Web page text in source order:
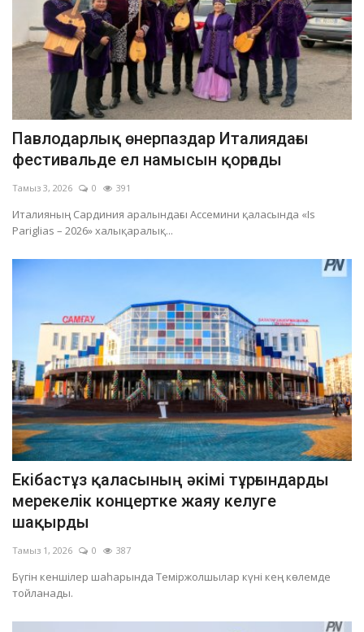
Павлодарлық өнерпаздар Италиядағы
фестивальде ел намысын қорғады
Тамыз 3, 2026 0 391
Италияның Сардиния аралындағы Ассемини қаласында «Is
Pariglias – 2026» халықаралық...
Екібастұз қаласының әкімі тұрғындарды
мерекелік концертке жаяу келуге
шақырды
Тамыз 1, 2026 0 387
Бүгін кеншілер шаһарында Теміржолшылар күні кең көлемде
тойланады.